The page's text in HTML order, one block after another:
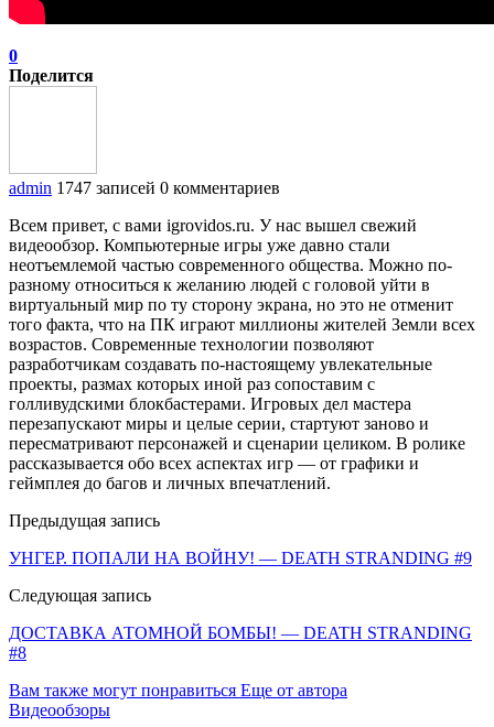
0
Поделится
admin 1747 записей 0 комментариев
Всем привет, с вами igrovidos.ru. У нас вышел свежий
видеообзор. Компьютерные игры уже давно стали
неотъемлемой частью современного общества. Можно по-
разному относиться к желанию людей с головой уйти в
виртуальный мир по ту сторону экрана, но это не отменит
того факта, что на ПК играют миллионы жителей Земли всех
возрастов. Современные технологии позволяют
разработчикам создавать по-настоящему увлекательные
проекты, размах которых иной раз сопоставим с
голливудскими блокбастерами. Игровых дел мастера
перезапускают миры и целые серии, стартуют заново и
пересматривают персонажей и сценарии целиком. В ролике
рассказывается обо всех аспектах игр — от графики и
геймплея до багов и личных впечатлений.
Предыдущая запись
УНГЕР. ПОПАЛИ НА ВОЙНУ! — DEATH STRANDING #9
Следующая запись
ДОСТАВКА АТОМНОЙ БОМБЫ! — DEATH STRANDING
#8
Вам также могут понравиться Еще от автора
Видеообзоры